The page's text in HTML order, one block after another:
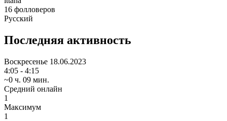
16 фолловеров
Русский
Последняя активность
Воскресенье 18.06.2023
4:05 - 4:15
~0 ч. 09 мин.
Средний онлайн
1
Максимум
1